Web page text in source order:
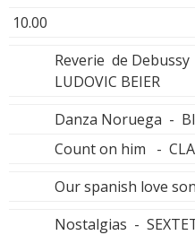
10.00
Reverie de Debussy
LUDOVIC BEIER
Danza Noruega -
Count on him -
Our spanish love
Nostalgias -